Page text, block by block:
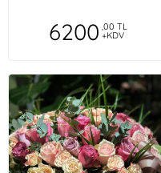
6200 ,00 TL
+KDV